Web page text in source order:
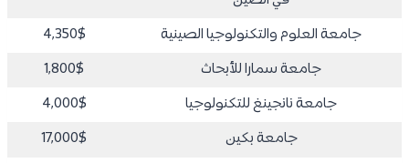
جامعة العلوم والتكنولوجيا الصينية
4,350$
جامعة سمارا للأبحاث
1,800$
جامعة نانجينغ للتكنولوجيا
4,000$
جامعة بكين
17,000$